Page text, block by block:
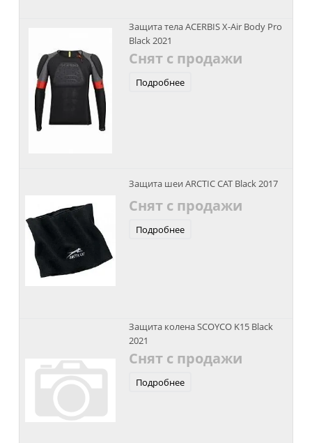
Защита тела ACERBIS X-Air Body Pro
Black 2021
Снят с продажи
Подробнее
Защита шеи ARCTIC CAT Black 2017
Снят с продажи
Подробнее
Защита колена SCOYCO K15 Black
2021
Снят с продажи
Подробнее